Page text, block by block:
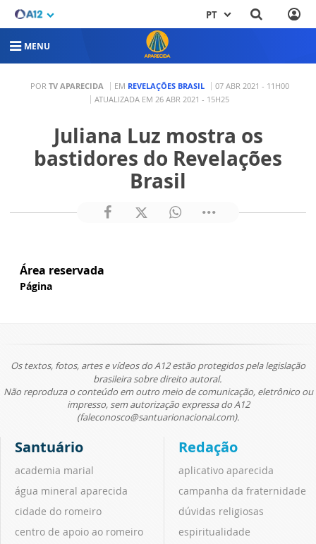
PT
MENU
POR TV APARECIDA EM REVELAÇÕES BRASIL
07 ABR 2021 - 11H00
ATUALIZADA EM 26 ABR 2021 - 15H25
Juliana Luz mostra os
bastidores do Revelações
Brasil
Área reservada
Página
Os textos, fotos, artes e vídeos do A12 estão protegidos pela legislação
brasileira sobre direito autoral.
Não reproduza o conteúdo em outro meio de comunicação, eletrônico ou
impresso, sem autorização expressa do A12
(faleconosco@santuarionacional.com).
Santuário
academia marial
água mineral aparecida
cidade do romeiro
centro de apoio ao romeiro
Redação
aplicativo aparecida
campanha da fraternidade
dúvidas religiosas
espiritualidade